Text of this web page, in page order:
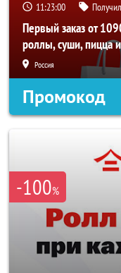
11:23:00
Первый заказ от
роллы, суши, пицца
Россия
Промокод
-100%